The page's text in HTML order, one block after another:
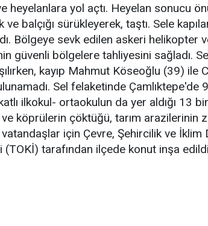
heyelanlara yol açtı. Heyelan sonucu
balçığı sürükleyerek, taştı. Sele
Bölgeye sevk edilen askeri helikopter
güvenli bölgelere tahliyesini sağladı.
kayıp Mahmut Köseoğlu (39) ile
Sel felaketinde Çamlıktepe'de
ilkokul- ortaokulun da yer aldığı 13
ve köprülerin çöktüğü, tarım arazilerinin
için Çevre, Şehircilik ve İklim
(TOKİ) tarafından ilçede konut inşa